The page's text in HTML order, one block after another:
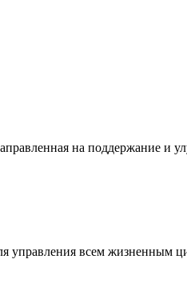
на поддержание и
управления всем жизненным